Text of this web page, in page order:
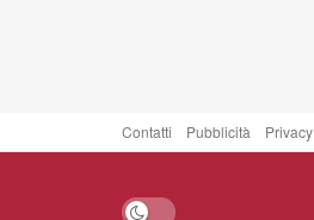
Contatti Pubblicità Privacy